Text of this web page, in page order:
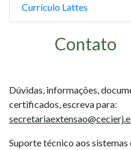
Currículo Lattes
Contato
Dúvidas, informações,
certificados, escreva para:
Suporte técnico aos sistemas